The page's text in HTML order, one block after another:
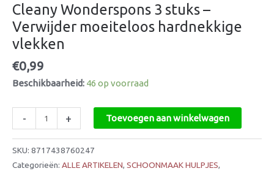
Cleany Wonderspons 3 stuks –
Verwijder moeiteloos hardnekkige
vlekken
€0,99
Beschikbaarheid: 46 op voorraad
- + Toevoegen aan winkelwagen
SKU: 8717438760247
Categorieën: ALLE ARTIKELEN, SCHOONMAAK HULPJES,